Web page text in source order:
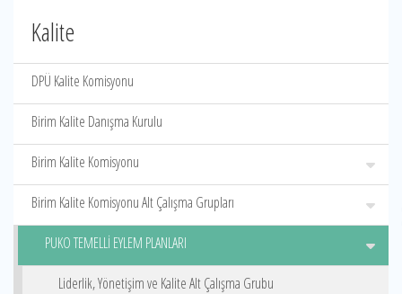
Kalite
DPÜ Kalite Komisyonu
Birim Kalite Danışma Kurulu
Birim Kalite Komisyonu
Birim Kalite Komisyonu Alt Çalışma Grupları
PUKO TEMELLİ EYLEM PLANLARI
Liderlik, Yönetişim ve Kalite Alt Çalışma Grubu